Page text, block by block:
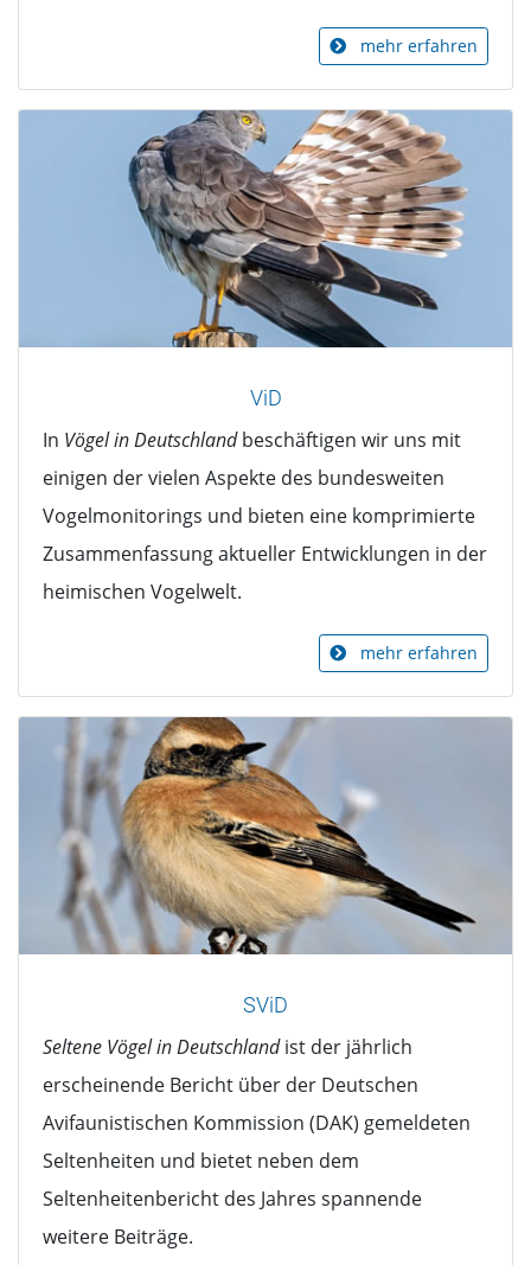
mehr erfahren
ViD
In Vögel in Deutschlandbeschäftigen wir uns mit
einigen der vielen Aspekte des bundesweiten
Vogelmonitorings und bieten eine komprimierte
Zusammenfassung aktueller Entwicklungen in der
heimischen Vogelwelt.
mehr erfahren
SViD
Seltene Vögel in Deutschlandist der jährlich
erscheinende Bericht über der Deutschen
Avifaunistischen Kommission (DAK) gemeldeten
Seltenheiten und bietet neben dem
Seltenheitenbericht des Jahres spannende
weitere Beiträge.